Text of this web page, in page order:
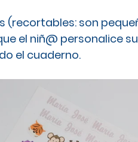
son
el niñ@ personalice
el cuaderno.